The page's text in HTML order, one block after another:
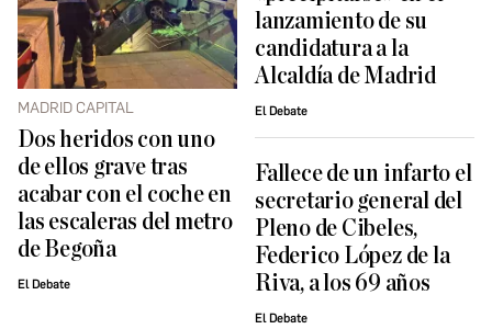
MADRID CAPITAL
Dos heridos con uno
de ellos grave tras
acabar con el coche en
las escaleras del metro
de Begoña
El Debate
lanzamiento de su
candidatura a la
Alcaldía de Madrid
El Debate
Fallece de un infarto el
secretario general del
Pleno de Cibeles,
Federico López de la
Riva, a los 69 años
El Debate